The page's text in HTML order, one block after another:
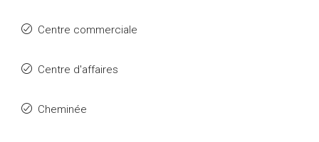
Centre commerciale
Centre d'affaires
Cheminée